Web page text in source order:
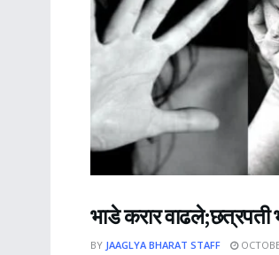
NEWS
भाडे करार वाढले;छत्रपती
BY JAAGLYA BHARAT STAFF